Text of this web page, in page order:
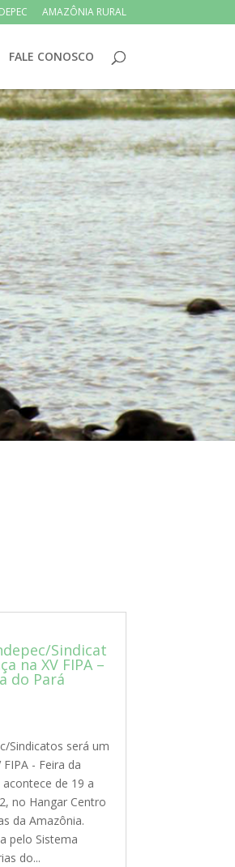
AMAZÔNIA RURAL
FALE CONOSCO
Sindicat
na XV FIPA –
do Pará
Sindicatos será um
- Feira da
de 19 a
no Hangar Centro
da Amazônia.
pelo Sistema
do...